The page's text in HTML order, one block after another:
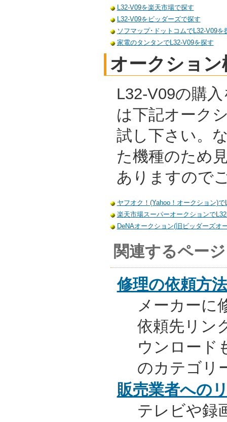
L32-V09を楽天市場で探す
L32-V09をビッダーズで探す
ソフマップ･ドットコムでL32-V09を
家電のタンタンでL32-V09を探す
オークション
L32-V09の購
は下記オーク
試し下さい。
た機種のため
ありますので
ヤフオク！(Yahoo！オークション)
楽天市場スーパーオークションで
DeNAオークション(旧ビッダーズオ
関連するページ
修理の依頼方法
メーカーに
依頼先リン
ウンロード
のカテゴリ
販売業者への
テレビや録